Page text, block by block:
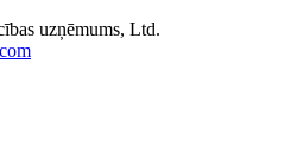
uzņēmums, Ltd.